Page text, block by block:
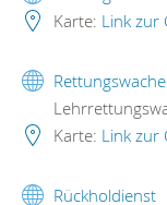
Karte: Link zur
Rettungswache
Karte: Link zur
Rückholdienst